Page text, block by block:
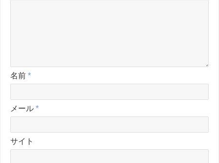
名前 *
メール *
サイト